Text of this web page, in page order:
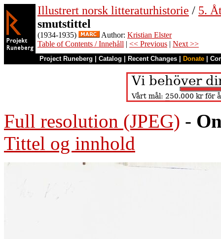
Illustrert norsk litteraturhistorie / 5.
smutstittel
(1934-1935) Author: Kristian Elster
Table of Contents / Innehåll | << Previous | Next >>
Project Runeberg Catalog Recent Changes Donate
Full resolution (JPEG) -
Tittel og innhold